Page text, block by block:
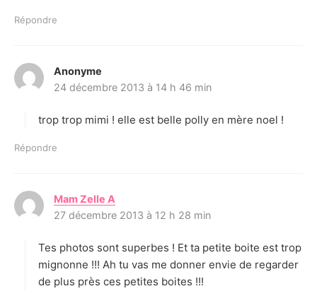
Répondre
Anonyme
i
:
24 décembre 2013 à 14 h 46 min
trop trop mimi ! elle est belle polly en mère noel !
Répondre
Mam Zelle A
i
:
27 décembre 2013 à 12 h 28 min
Tes photos sont superbes ! Et ta petite boite est trop
mignonne !!! Ah tu vas me donner envie de regarder
de plus près ces petites boites !!!